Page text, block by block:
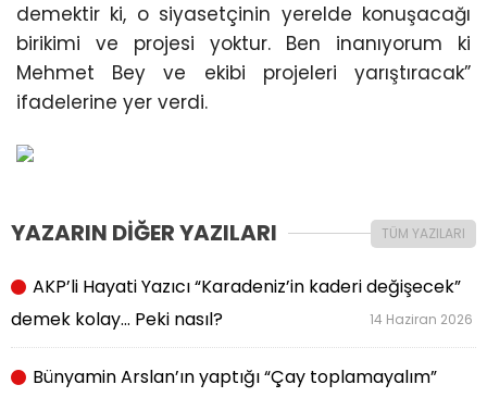
demektir ki, o siyasetçinin yerelde konuşacağı
birikimi ve projesi yoktur. Ben inanıyorum ki
Mehmet Bey ve ekibi projeleri yarıştıracak”
ifadelerine yer verdi.
YAZARIN DİĞER YAZILARI TÜM YAZILARI
AKP’li Hayati Yazıcı “Karadeniz’in kaderi değişecek”
demek kolay… Peki nasıl?
14 Haziran 2026
Bünyamin Arslan’ın yaptığı “Çay toplamayalım”